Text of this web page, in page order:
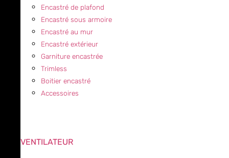
Encastré de plafond
Encastré sous armoire
Encastré au mur
Encastré extérieur
Garniture encastrée
Trimless
Boitier encastré
Accessoires
VENTILATEUR